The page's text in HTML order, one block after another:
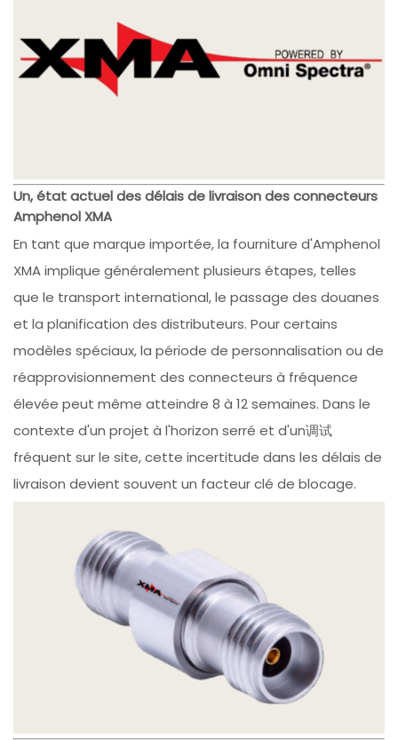
Un, état actuel des délais de livraison des connecteurs
Amphenol XMA
En tant que marque importée, la fourniture d'Amphenol
XMA implique généralement plusieurs étapes, telles
que le transport international, le passage des douanes
et la planification des distributeurs. Pour certains
modèles spéciaux, la période de personnalisation ou de
réapprovisionnement des connecteurs à fréquence
élevée peut même atteindre 8 à 12 semaines. Dans le
contexte d'un projet à l'horizon serré et d'un调试
fréquent sur le site, cette incertitude dans les délais de
livraison devient souvent un facteur clé de blocage.